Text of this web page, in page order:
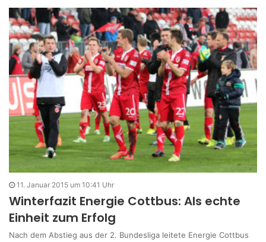
11. Januar 2015 um 10:41 Uhr
Winterfazit Energie Cottbus: Als echte
Einheit zum Erfolg
Nach dem Abstieg aus der 2. Bundesliga leitete Energie Cottbus